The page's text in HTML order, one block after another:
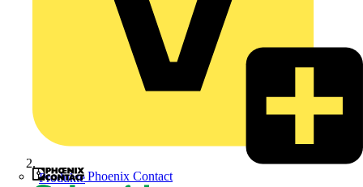
Phoenix Contact
Produkte